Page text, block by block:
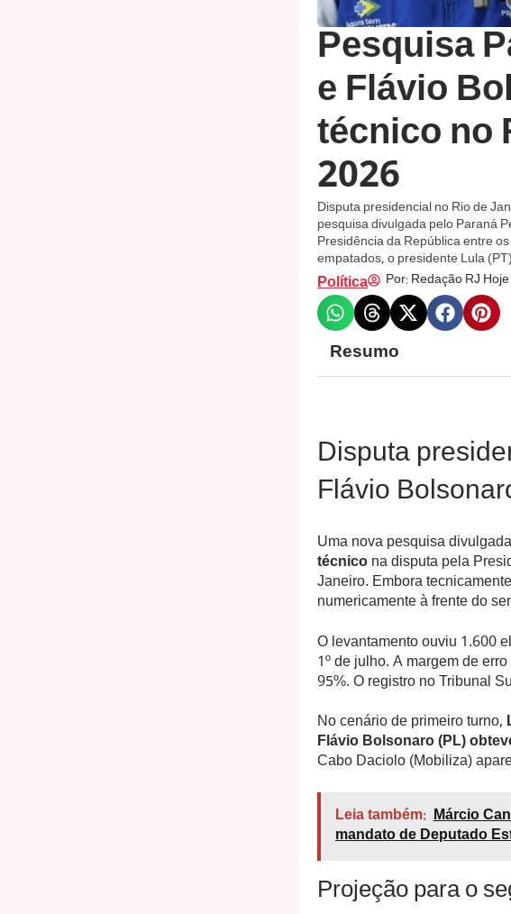
Pesquisa
e Flávio
técnico no
2026
Disputa presidencial no Rio de
pesquisa divulgada pelo Paraná
Presidência da República entre
empatados, o presidente Lula
Política Por: Redação RJ Hoje
Resumo
Disputa
Flávio
Uma nova pesquisa
técnicona disputa pela
Janeiro. Embora
numericamente à frente do
O levantamento ouviu 1.600
1º de julho. A margem de
95%. O registro no Tribunal
No cenário de primeiro turno,
Flávio Bolsonaro (PL)
Cabo Daciolo (Mobiliza)
Leia também: Márcio
mandato de Deputado
Projeção para o